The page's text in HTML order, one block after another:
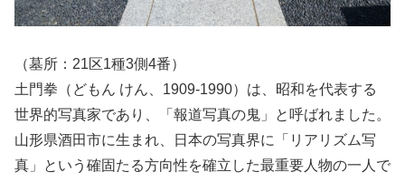
（墓所：21区1種3側4番）
土門拳（どもん けん、1909-1990）は、昭和を代表する
世界的写真家であり、「報道写真の鬼」と呼ばれました。
山形県酒田市に生まれ、日本の写真界に「リアリズム写
真」という確固たる方向性を確立した最重要人物の一人で